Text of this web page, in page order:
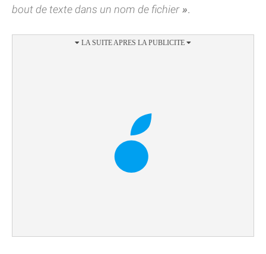
bout de texte dans un nom de fichier
.